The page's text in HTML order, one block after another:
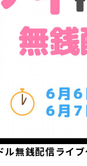
無銭配信ライ